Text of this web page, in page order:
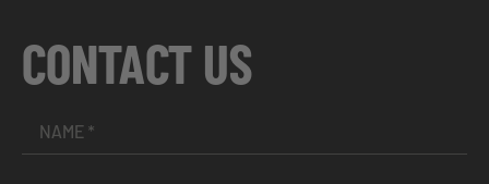
CONTACT US